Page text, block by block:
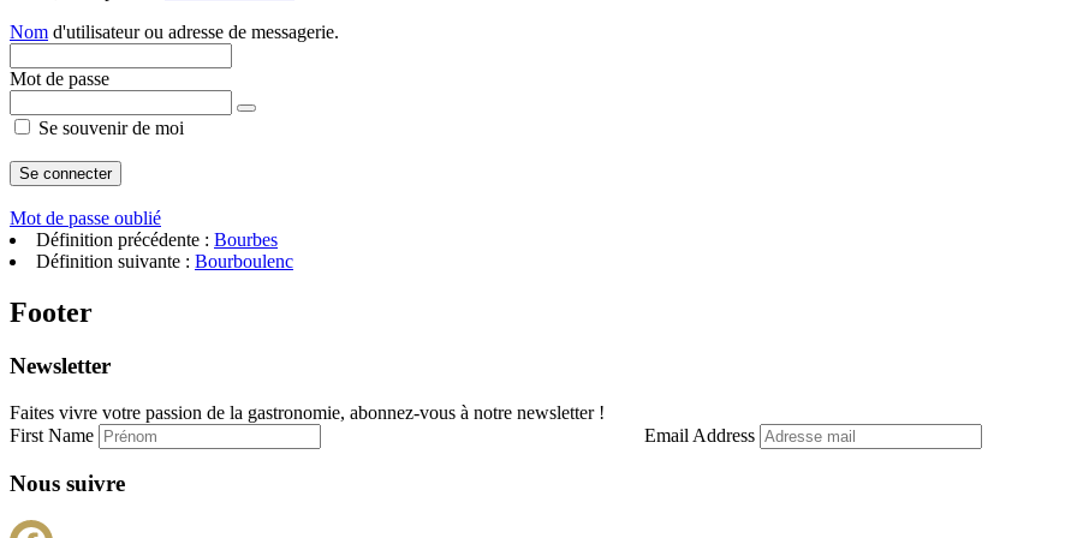
Nom d'utilisateur ou adresse de messagerie.
Mot de passe
Se souvenir de moi
Mot de passe oublié
Définition précédente : Bourbes
Définition suivante : Bourboulenc
Footer
Newsletter
Faites vivre votre passion de la gastronomie, abonnez-vous à notre newsletter !
First Name
Email Address
Nous suivre